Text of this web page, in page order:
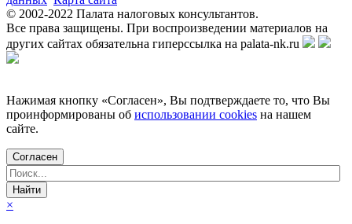
© 2002-2022 Палата налоговых консультантов.
Все права защищены. При воспроизведении материалов на
других сайтах обязательна гиперссылка на palata-nk.ru
Нажимая кнопку «Согласен», Вы подтверждаете то, что Вы
проинформированы об использовании cookies на нашем
сайте.
Согласен
×